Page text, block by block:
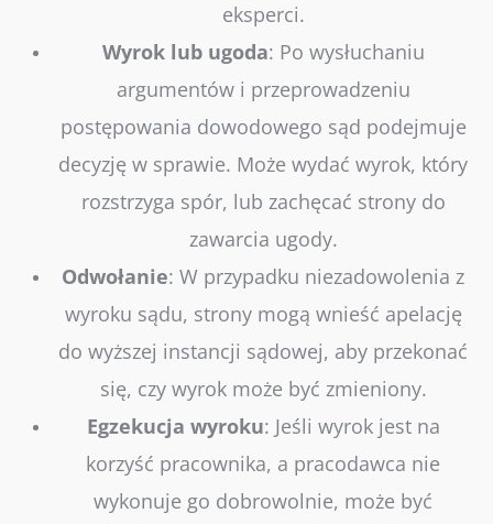
eksperci.
Wyrok lub ugoda: Po wysłuchaniu
argumentów i przeprowadzeniu
postępowania dowodowego sąd podejmuje
decyzję w sprawie. Może wydać wyrok, który
rozstrzyga spór, lub zachęcać strony do
zawarcia ugody.
Odwołanie: W przypadku niezadowolenia z
wyroku sądu, strony mogą wnieść apelację
do wyższej instancji sądowej, aby przekonać
się, czy wyrok może być zmieniony.
Egzekucja wyroku: Jeśli wyrok jest na
korzyść pracownika, a pracodawca nie
wykonuje go dobrowolnie, może być